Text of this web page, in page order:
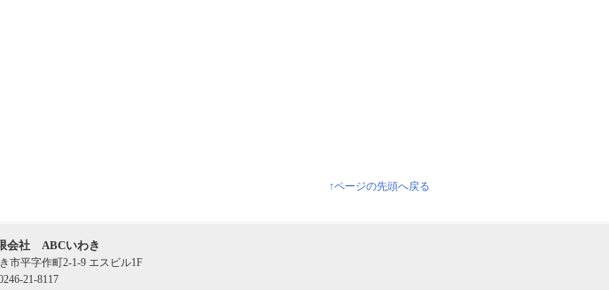
↑ページの先頭へ戻る
会社 ABCいわき
市平字作町2-1-9 エスビル1F
21-8117